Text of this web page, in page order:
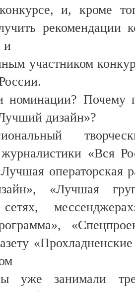
и, кроме
рекомендации
и
участником
номинации? Почему
дизайн»?
«Вся
операторская
«Лучшая
уже занимали